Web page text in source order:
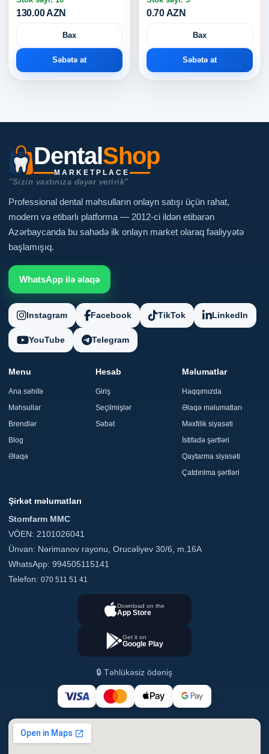
130.00 AZN
Bax
Səbətə at
0.70 AZN
Bax
Səbətə at
DentalShop
MARKETPLACE
"Sizin vaxtınıza dəyər veririk"
Professional dental məhsulların onlayn satışı üçün rahat,
modern və etibarlı platforma — 2012-ci ildən etibarən
Azərbaycanda bu sahədə ilk onlayn market olaraq fəaliyyətə
başlamışıq.
WhatsApp ilə əlaqə
Instagram Facebook TikTok LinkedIn
YouTube Telegram
Menu
Ana səhifə
Məhsullar
Brendlər
Blog
Əlaqə
Hesab
Giriş
Seçilmişlər
Səbət
Məlumatlar
Haqqımızda
Əlaqə məlumatları
Məxfilik siyasəti
İstifadə şərtləri
Qaytarma siyasəti
Çatdırılma şərtləri
Şirkət məlumatları
Stomfarm MMC
VÖEN: 2101026041
Ünvan: Nərimanov rayonu, Orucəliyev 30/6, m.16A
WhatsApp: 994505115141
Telefon: 070 511 51 41
Download on the
App Store
Get it on
Google Play
🔒 Təhlükəsiz ödəniş